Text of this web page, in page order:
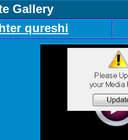
Gallery
qureshi